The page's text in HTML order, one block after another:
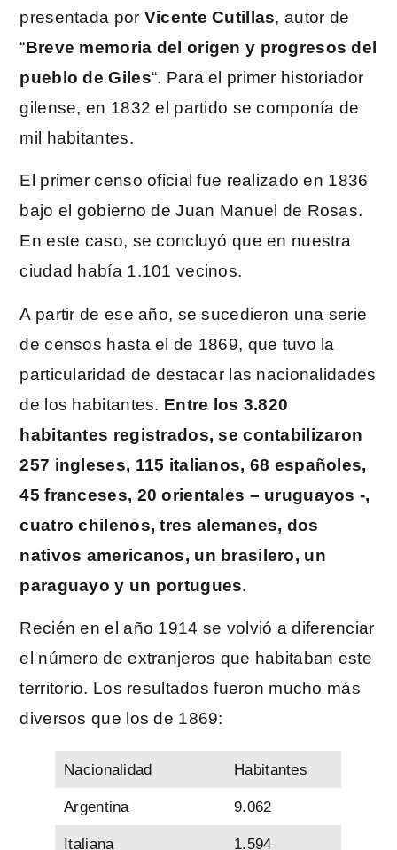
presentada por Vicente Cutillas, autor de
“Breve memoria del origen y progresos del
pueblo de Giles“. Para el primer historiador
gilense, en 1832 el partido se componía de
mil habitantes.
El primer censo oficial fue realizado en 1836
bajo el gobierno de Juan Manuel de Rosas.
En este caso, se concluyó que en nuestra
ciudad había 1.101 vecinos.
A partir de ese año, se sucedieron una serie
de censos hasta el de 1869, que tuvo la
particularidad de destacar las nacionalidades
de los habitantes. Entre los 3.820
habitantes registrados, se contabilizaron
257 ingleses, 115 italianos, 68 españoles,
45 franceses, 20 orientales – uruguayos -,
cuatro chilenos, tres alemanes, dos
nativos americanos, un brasilero, un
paraguayo y un portugues.
Recién en el año 1914 se volvió a diferenciar
el número de extranjeros que habitaban este
territorio. Los resultados fueron mucho más
diversos que los de 1869:
Nacionalidad Habitantes
Argentina 9.062
Italiana 1.594